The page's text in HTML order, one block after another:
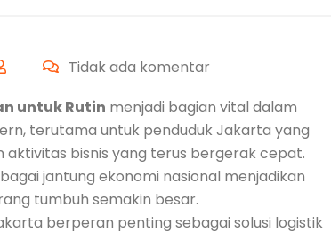
Tidak ada komentar
untuk Rutin menjadi bagian vital dalam
terutama untuk penduduk Jakarta yang
aktivitas bisnis yang terus bergerak cepat.
jantung ekonomi nasional menjadikan
tumbuh semakin besar.
berperan penting sebagai solusi logistik